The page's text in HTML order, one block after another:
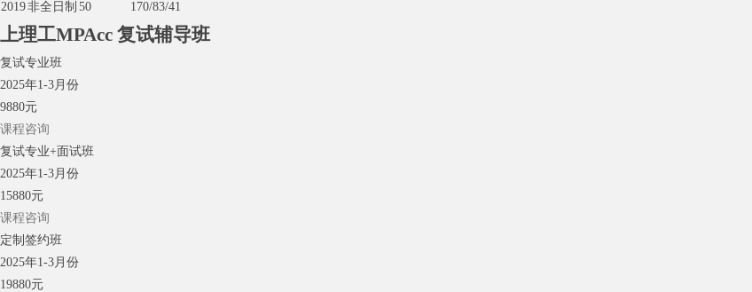
2019非全日制 50 170/83/41
上理工MPAcc 复试辅导班
复试专业班
2025年1-3月份
9880元
课程咨询
复试专业+面试班
2025年1-3月份
15880元
课程咨询
定制签约班
2025年1-3月份
19880元